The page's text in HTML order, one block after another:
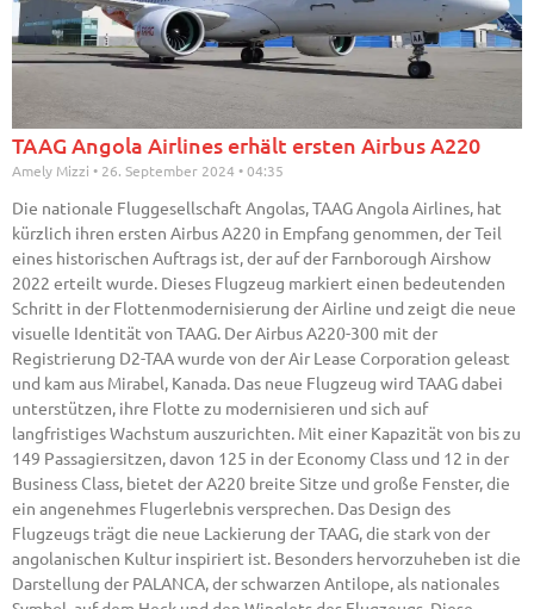
TAAG Angola Airlines erhält ersten Airbus A220
Amely Mizzi 26. September 2024 04:35
Die nationale Fluggesellschaft Angolas, TAAG Angola Airlines, hat
kürzlich ihren ersten Airbus A220 in Empfang genommen, der Teil
eines historischen Auftrags ist, der auf der Farnborough Airshow
2022 erteilt wurde. Dieses Flugzeug markiert einen bedeutenden
Schritt in der Flottenmodernisierung der Airline und zeigt die neue
visuelle Identität von TAAG. Der Airbus A220-300 mit der
Registrierung D2-TAA wurde von der Air Lease Corporation geleast
und kam aus Mirabel, Kanada. Das neue Flugzeug wird TAAG dabei
unterstützen, ihre Flotte zu modernisieren und sich auf
langfristiges Wachstum auszurichten. Mit einer Kapazität von bis zu
149 Passagiersitzen, davon 125 in der Economy Class und 12 in der
Business Class, bietet der A220 breite Sitze und große Fenster, die
ein angenehmes Flugerlebnis versprechen. Das Design des
Flugzeugs trägt die neue Lackierung der TAAG, die stark von der
angolanischen Kultur inspiriert ist. Besonders hervorzuheben ist die
Darstellung der PALANCA, der schwarzen Antilope, als nationales